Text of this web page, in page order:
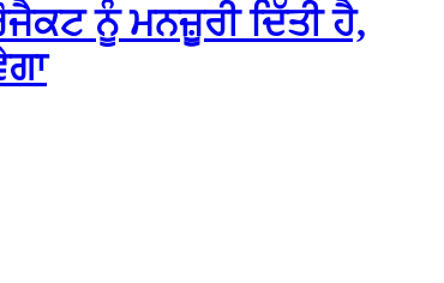
ਨੂੰ ਮਨਜ਼ੂਰੀ ਦਿੱਤੀ ਹੈ,